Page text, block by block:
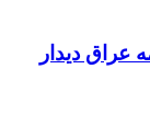
عراق دیدار